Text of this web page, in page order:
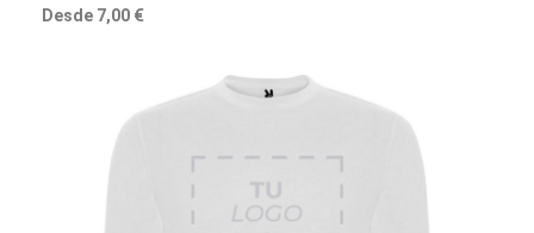
Desde 7,00 €